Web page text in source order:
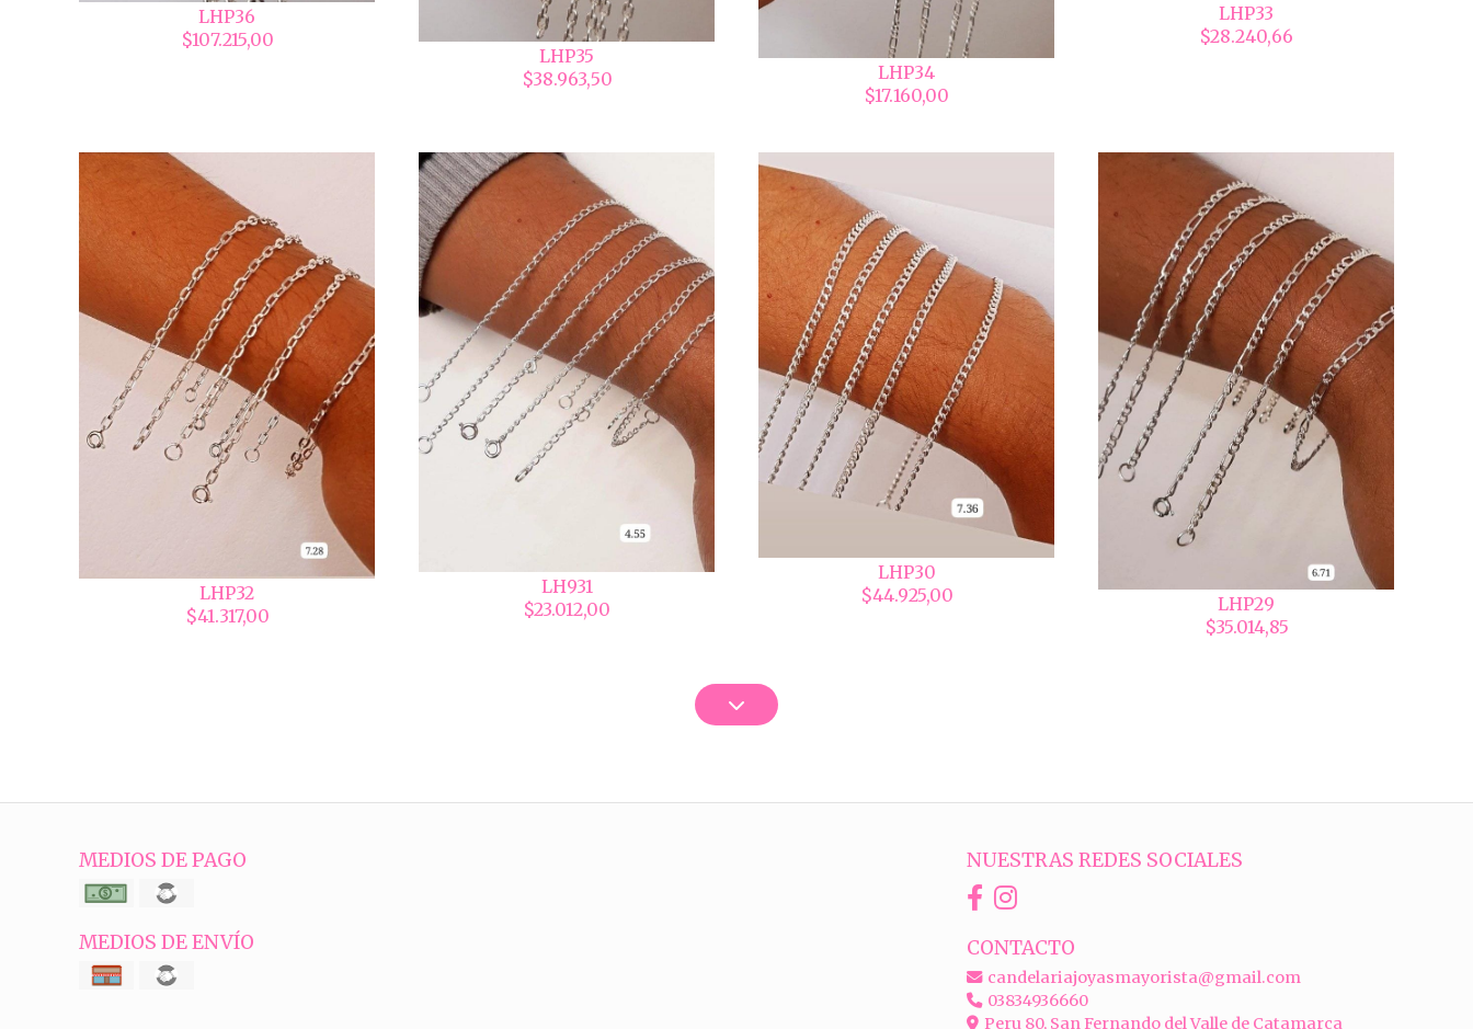
LHP36
$107.215,00
LHP35
$38.963,50
LHP34
$17.160,00
LHP33
$28.240,66
LHP32
$41.317,00
LH931
$23.012,00
LHP30
$44.925,00
LHP29
$35.014,85
MEDIOS DE PAGO
MEDIOS DE ENVÍO
NUESTRAS REDES SOCIALES
CONTACTO
candelariajoyasmayorista@gmail.com
03834936660
Peru 80, San Fernando del Valle de Catamarca